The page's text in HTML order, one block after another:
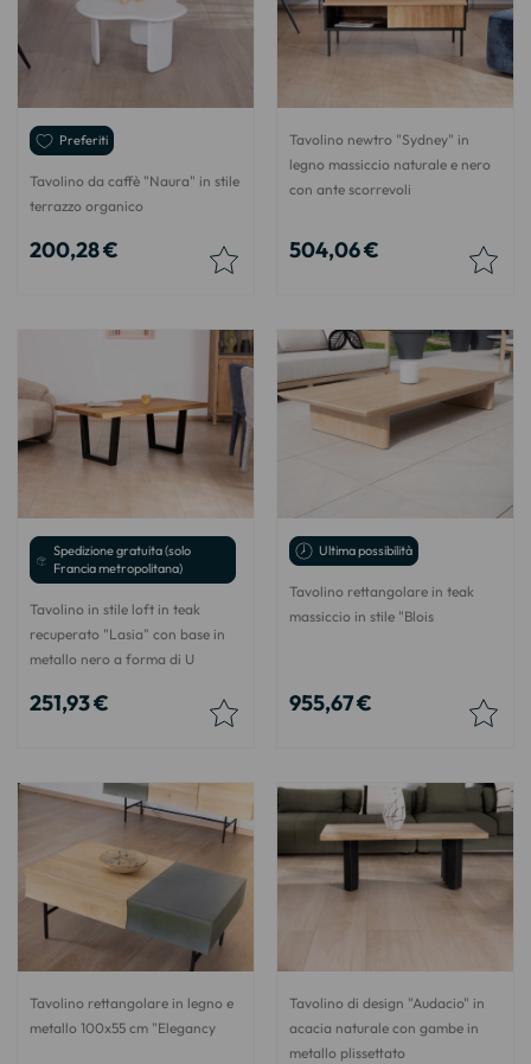
Preferiti
Tavolino da caffè "Naura" in stile
terrazzo organico
200,28 €
Tavolino newtro "Sydney" in
legno massiccio naturale e nero
con ante scorrevoli
504,06 €
Spedizione gratuita (solo
Francia metropolitana)
Tavolino in stile loft in teak
recuperato "Lasia" con base in
metallo nero a forma di U
251,93 €
Ultima possibilità
Tavolino rettangolare in teak
massiccio in stile "Blois
955,67 €
Tavolino rettangolare in legno e
metallo 100x55 cm "Elegancy
Tavolino di design "Audacio" in
acacia naturale con gambe in
metallo plissettato